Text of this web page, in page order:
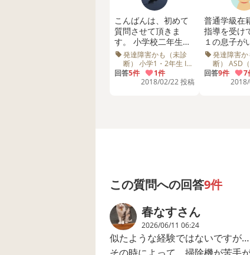
この子にとってこのままでも良
正直今の小学校に慣れる慣れな
支援学校が難しいと言われて
る方がいいのか迷っています。
似たようなご経験をされてる方
こんばんは、初めて
質問させて頂きま
す。 小学校二年生に
なる息子(長男)につい
てです。 幼稚園の年
長さんくらいから、
劇や発表会などをや
たりすることが苦手
なので、楽しい！と
思って貰えればとカ
ラオケに一緒にいき
ましたが、逃げ場の
ない密室と苦手意識
の強い歌があわさっ
発達障害かも（未診
断） 小学1・2年生 IQ
WISC 発達支援センタ
ー 診断 学習 幼稚園 小
回答5件
1件
2018/02/22 投稿
普通学級在
指導を受け
１の息子が
確定ではあ
が、小児
り自閉スペ
症、聴覚
は問題なく
いたようで
ド扁桃腺切
受け退院し
発達障害
断） ASD
クトラム症
2年生 聴
回答9件
7
この質問への回答9件
春なすさん
2026/06/11 06:24
似たような経験ではないですが
その時によって、掃除機が苦手